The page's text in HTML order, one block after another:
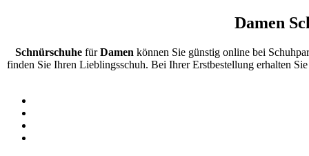
Damen
Schnürschuhe fürDamen können Sie günstig online bei
finden Sie Ihren Lieblingsschuh. Bei Ihrer Erstbestellung erhalten